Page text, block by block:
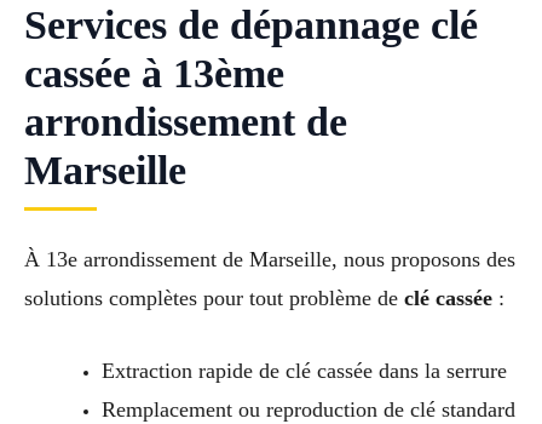
Services de dépannage clé
cassée à 13ème
arrondissement de
Marseille
À 13e arrondissement de Marseille, nous proposons des
solutions complètes pour tout problème de clé cassée :
Extraction rapide de clé cassée dans la serrure
Remplacement ou reproduction de clé standard